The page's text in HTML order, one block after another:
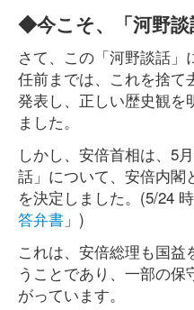
◆今こそ、「河野談
さて、この「河野談話
任前までは、これを捨て
発表し、正しい歴史観を
ました。
しかし、安倍首相は、5
話」について、安倍内閣
を決定しました。(5/24
答弁書 」)
これは、安倍総理も国
うことであり、一部の
がっています。